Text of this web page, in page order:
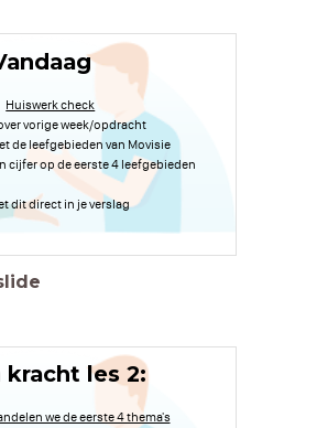
Huiswerk check
vorige week/opdracht
de leefgebieden van Movisie
cijfer op de eerste 4 leefgebieden
dit direct in je verslag
kracht les 2:
we de eerste 4 thema's